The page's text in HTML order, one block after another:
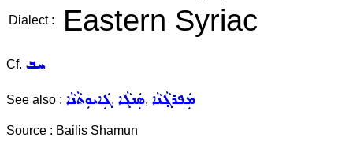
Dialect : Eastern Syriac
Cf. ܚܒ
See also : ܓܲܐܝܘܼܬܵܢܵܐ, ܣܲܢܓܵܐ, ܡܲܦܪܓ݂ܵܢܵܐ
Source : Bailis Shamun